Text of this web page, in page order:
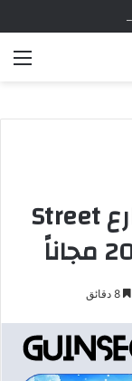
تحميل لعبة سباق الشارع Street